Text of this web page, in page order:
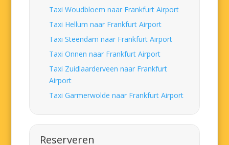
Taxi Woudbloem naar Frankfurt Airport
Taxi Hellum naar Frankfurt Airport
Taxi Steendam naar Frankfurt Airport
Taxi Onnen naar Frankfurt Airport
Taxi Zuidlaarderveen naar Frankfurt
Airport
Taxi Garmerwolde naar Frankfurt Airport
Reserveren